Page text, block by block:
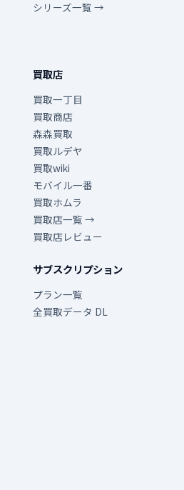
シリーズ一覧 →
買取店
買取一丁目
買取商店
森森買取
買取ルデヤ
買取wiki
モバイル一番
買取ホムラ
買取店一覧 →
買取店レビュー
サブスクリプション
プラン一覧
全買取データ DL